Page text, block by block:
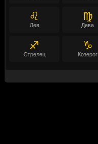
♌
Лев
♍
Дева
♐
Стрелец
♑
Козерог